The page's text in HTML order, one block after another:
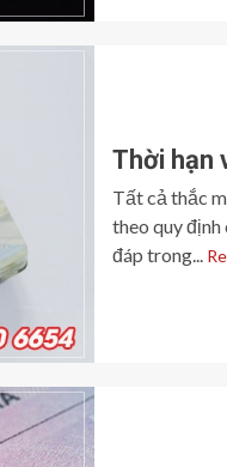
Thời hạn
Tất cả thắc
theo quy
đáp trong...